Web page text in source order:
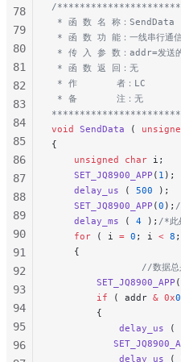
/
* 函 数 名 称：SendData
* 函 数 功 能：一线串行通信
* 传 入 参 数：addr=发送
* 函 数 返 回：无
* 作       者：LC
* 备       注：无
void
SendData (
{
    unsigned
char i;
    SET_JQ8900_APP
( 1 );
    delay_us
( 500 );
    SET_JQ8900_APP
(0 ); /
    delay_ms
( 4 ); /*此
    for
( i = 0 ; i < 8
    {
//数据总
        SET_JQ8900_APP
(
        if
( addr & 0x
        {
            delay_us
(
            delay_us
(
78
79
80
81
82
83
84
85
86
87
88
89
90
91
92
93
94
95
96